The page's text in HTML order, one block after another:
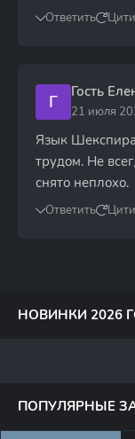
Ответить
Г Гость
21 июля
Язык
трудом. Не
снято неплохо.
Ответить
НОВИНКИ 2026
ПОПУЛЯРНЫЕ